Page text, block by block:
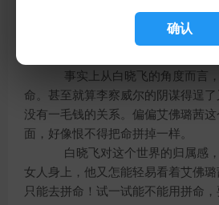
确认
码差了七、八个阶位，怎么可能用招
白晓飞苦笑一声道：“那看来只
事实上从白晓飞的角度而言，
命。甚至就算李察威尔的阴谋得逞
没有一毛钱的关系。偏偏艾佛璐茜
面，好像恨不得把命拼掉一样。
白晓飞对这个世界的归属感，
女人身上，他又怎能轻易看着艾佛
只能去拼命！试一试能不能用拼命，